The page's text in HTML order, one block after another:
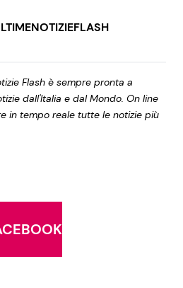
Flash è sempre pronta a
dall'Italia e dal Mondo. On line
in tempo reale tutte le notizie più